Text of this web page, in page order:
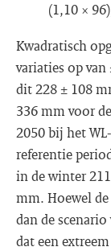
(1,10 ×
Kwadratisch
variaties op
dit 228 ± 108
336 mm voor
2050 bij het
referentie
in de winter
mm. Hoewel
dan de
dat een